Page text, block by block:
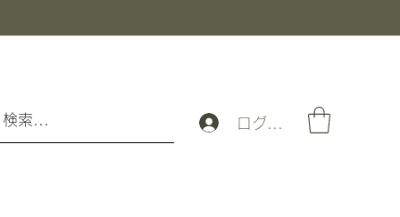
ログイン